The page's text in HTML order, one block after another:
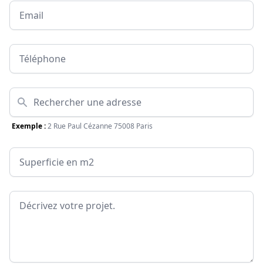
Email
Téléphone
Adresse
Exemple :2 Rue Paul Cézanne 75008 Paris
Surface
Message